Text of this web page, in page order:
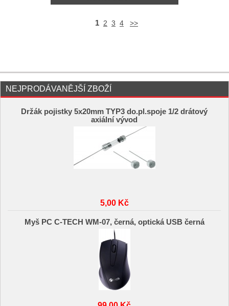
1 2 3 4 >>
NEJPRODÁVANĚJŠÍ ZBOŽÍ
Držák pojistky 5x20mm TYP3 do.pl.spoje 1/2 drátový
axiální vývod
5,00 Kč
Myš PC C-TECH WM-07, černá, optická USB černá